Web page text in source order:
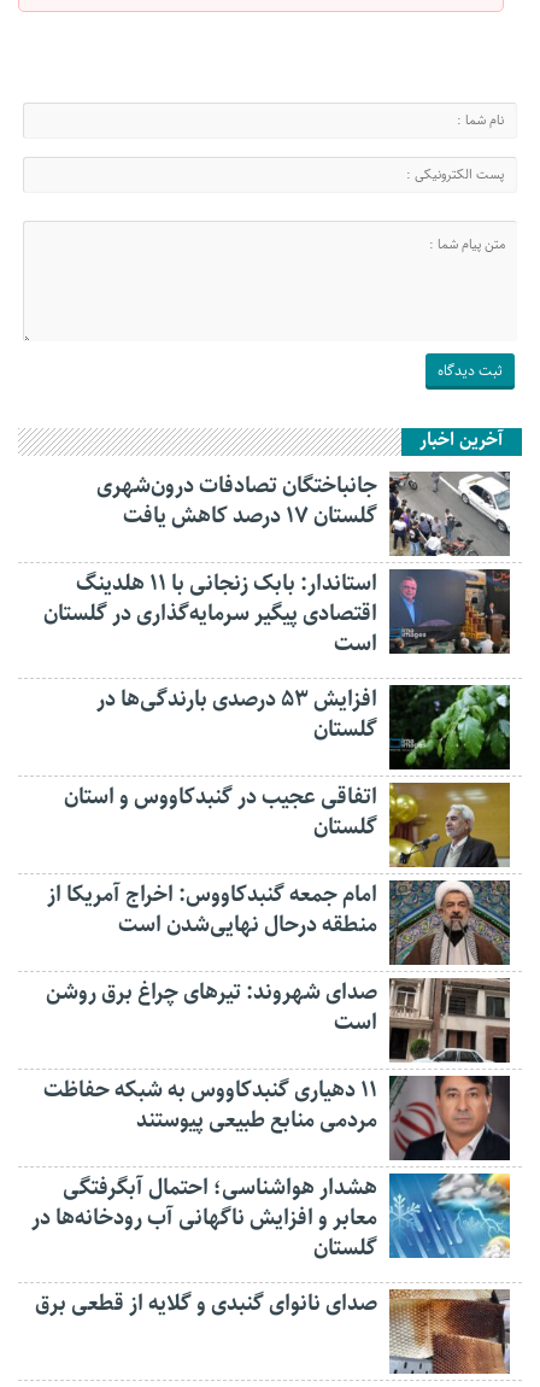
آخرین اخبار
جانباختگان تصادفات درون‌شهری
گلستان ۱۷ درصد کاهش یافت
استاندار: بابک زنجانی با ۱۱ هلدینگ
اقتصادی پیگیر سرمایه‌گذاری در گلستان
است
افزایش ۵۳ درصدی بارندگی‌ها در
گلستان
اتفاقی عجیب در‌ گنبدکاووس و استان
گلستان
امام جمعه گنبدکاووس: اخراج آمریکا از
منطقه درحال نهایی‌شدن است
صدای شهروند: تیرهای چراغ برق روشن
است
۱۱ دهیاری گنبدکاووس به شبکه حفاظت
مردمی منابع طبیعی پیوستند
هشدار هواشناسی؛ احتمال آبگرفتگی
معابر و افزایش ناگهانی آب رودخانه‌ها در
گلستان
صدای نانوای گنبدی و گلایه از قطعی برق